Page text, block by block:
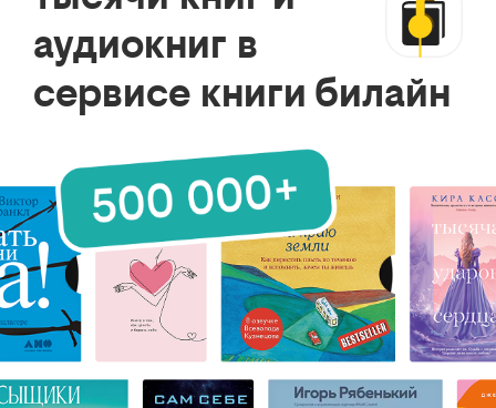
аудиокниг в
сервисе книги билайн